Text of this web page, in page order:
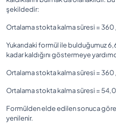
şekildedir:
Ortalama stokta kalma süresi = 360
Yukarıdaki formül ile bulduğumuz
kadar kaldığını göstermeye
Ortalama stokta kalma süresi = 360
Ortalama stokta kalma süresi =
Formülden elde edilen sonuca
yenilenir.